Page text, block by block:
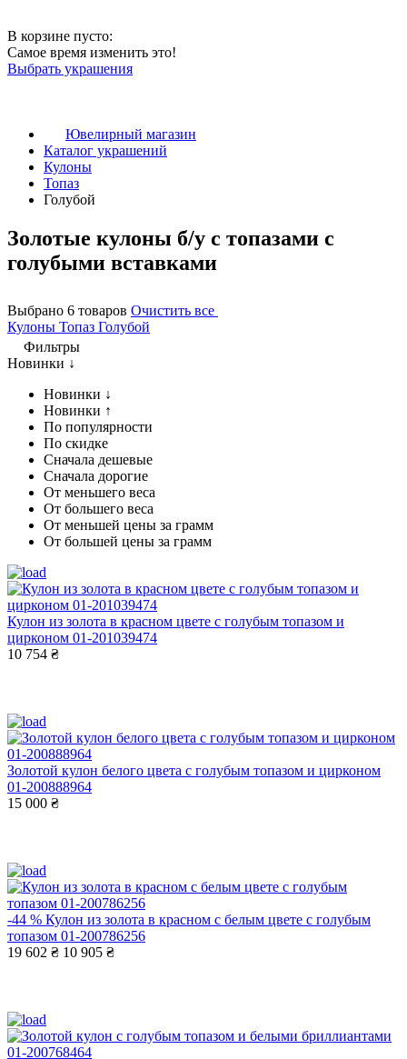
В корзине пусто:
Самое время изменить это!
Выбрать украшения
Ювелирный магазин
Каталог украшений
Кулоны
Топаз
Голубой
Золотые кулоны б/у с топазами с
голубыми вставками
Выбрано 6 товаров Очистить все
Кулоны Топаз Голубой
Фильтры
Новинки ↓
Новинки ↓
Новинки ↑
По популярности
По скидке
Сначала дешевые
Сначала дорогие
От меньшего веса
От большего веса
От меньшей цены за грамм
От большей цены за грамм
Кулон из золота в красном цвете с голубым топазом и
цирконом 01-201039474
10 754 ₴
Золотой кулон белого цвета с голубым топазом и цирконом
01-200888964
15 000 ₴
-44 % Кулон из золота в красном с белым цвете с голубым
топазом 01-200786256
19 602 ₴ 10 905 ₴